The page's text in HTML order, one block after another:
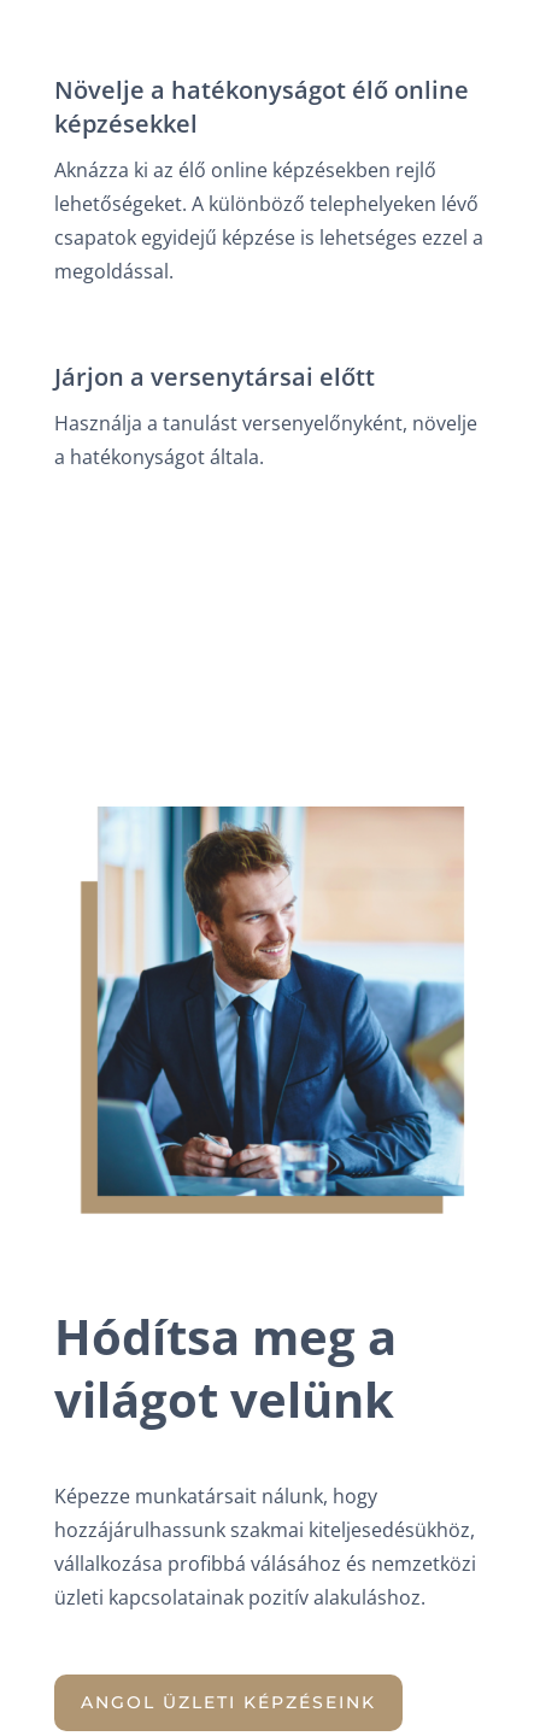
Növelje a hatékonyságot élő online
képzésekkel
Aknázza ki az élő online képzésekben rejlő
lehetőségeket. A különböző telephelyeken lévő
csapatok egyidejű képzése is lehetséges ezzel a
megoldással.
Járjon a versenytársai előtt
Használja a tanulást versenyelőnyként, növelje
a hatékonyságot általa.
Hódítsa meg a
világot velünk
Képezze munkatársait nálunk, hogy
hozzájárulhassunk szakmai kiteljesedésükhöz,
vállalkozása profibbá válásához és nemzetközi
üzleti kapcsolatainak pozitív alakuláshoz.
ANGOL ÜZLETI KÉPZÉSEINK